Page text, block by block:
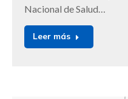
Nacional de Salud…
Leer más